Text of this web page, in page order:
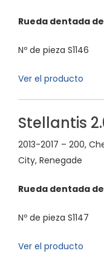
Rueda dentada
Nº de pieza S1146
Ver el producto
Stellantis
2013-2017 – 200,
City, Renegade
Rueda dentada
Nº de pieza S1147
Ver el producto